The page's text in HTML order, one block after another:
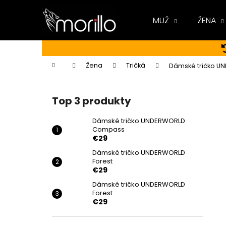
MUŽ ŽENA
Domov Žena Tričká Dámské tričko
Top 3 produkty
Dámské tričko UNDERWORLD
Compass
€29
Dámské tričko UNDERWORLD
Forest
€29
Dámské tričko UNDERWORLD
Forest
€29
í
Späť
do
obchodu
Späť
do
obchodu
DÁMSKÉ TRIČKO UNDERWORLD